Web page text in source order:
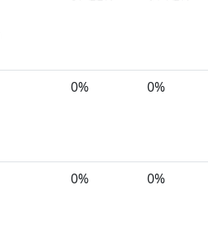
0% 0%
0% 0%